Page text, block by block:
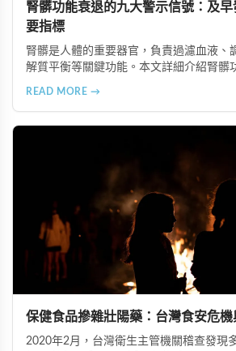
腎髒功能衰退的九大警示信號：及
要指標
腎髒是人體的重要器官，負責過濾血液、
解質平衡等關鍵功能。本文詳細介紹腎髒
READ MORE →
保健食品摻雜壯陽藥：台灣食安危
2020年2月，台灣衛生主管機關稽查發現